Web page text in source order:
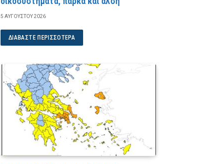
5 ΑΥΓΟΎΣΤΟΥ 2026
ΔΙΑΒΆΣΤΕ ΠΕΡΙΣΣΌΤΕΡΑ